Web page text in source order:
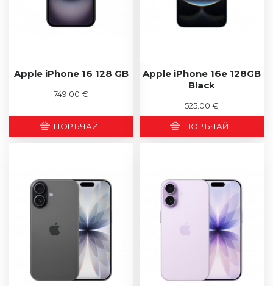
Apple iPhone 16 128 GB
749.00 €
ПОРЪЧАЙ
Apple iPhone 16e 128GB
Black
525.00 €
ПОРЪЧАЙ